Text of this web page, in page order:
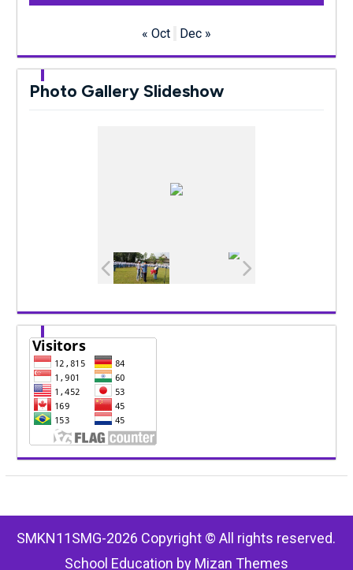
« Oct Dec »
Photo Gallery Slideshow
SMKN11SMG-2026 Copyright © All rights reserved.
School Education by Mizan Themes